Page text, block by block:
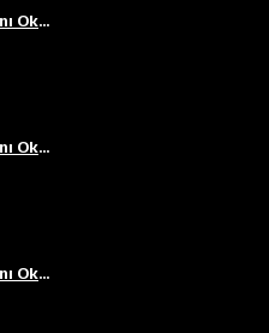
Devamını Oku...
Devamını Oku...
Devamını Oku...